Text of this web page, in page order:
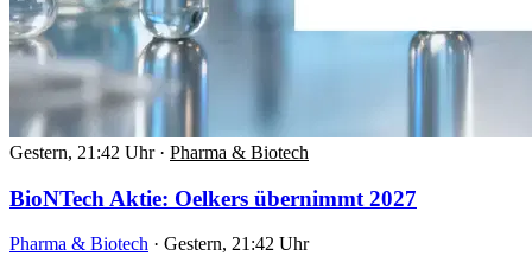
Gestern, 21:42 Uhr · Pharma & Biotech
BioNTech Aktie: Oelkers übernimmt 2027
Pharma & Biotech · Gestern, 21:42 Uhr